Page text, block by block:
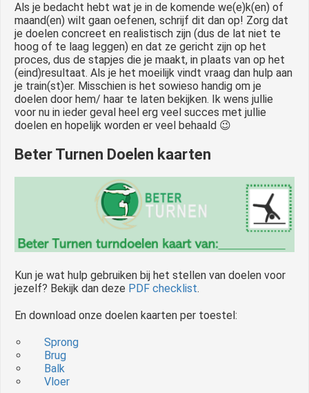
Als je bedacht hebt wat je in de komende we(e)k(en) of
maand(en) wilt gaan oefenen, schrijf dit dan op! Zorg dat
je doelen concreet en realistisch zijn (dus de lat niet te
hoog of te laag leggen) en dat ze gericht zijn op het
proces, dus de stapjes die je maakt, in plaats van op het
(eind)resultaat. Als je het moeilijk vindt vraag dan hulp aan
je train(st)er. Misschien is het sowieso handig om je
doelen door hem/ haar te laten bekijken. Ik wens jullie
voor nu in ieder geval heel erg veel succes met jullie
doelen en hopelijk worden er veel behaald 😉
Beter Turnen Doelen kaarten
Kun je wat hulp gebruiken bij het stellen van doelen voor
jezelf? Bekijk dan deze PDF checklist.
En download onze doelen kaarten per toestel:
Sprong
Brug
Balk
Vloer